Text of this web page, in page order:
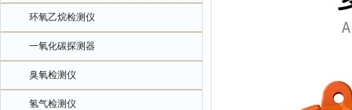
环氧乙烷检测仪
一氧化碳探测器
臭氧检测仪
氢气检测仪